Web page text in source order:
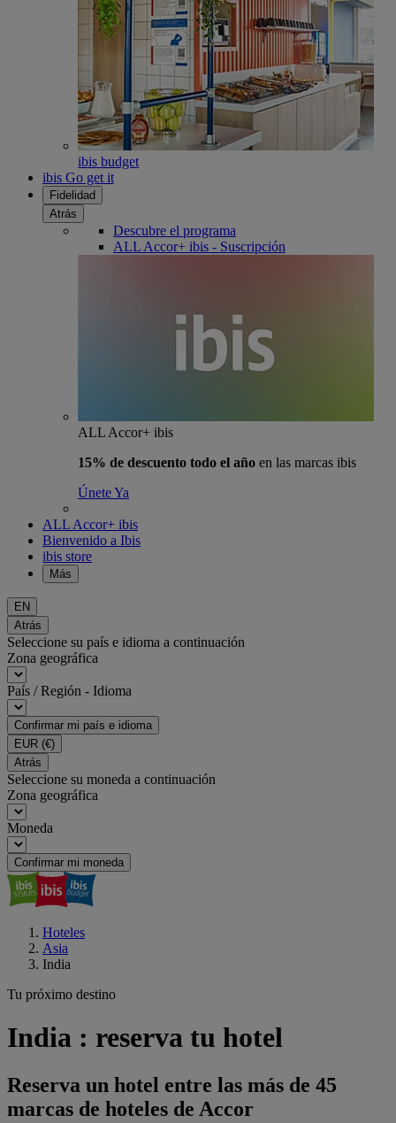
ibis budget
ibis Go get it
Fidelidad
Atrás
Descubre el programa
ALL Accor+ ibis - Suscripción
ALL Accor+ ibis
15% de descuento todo el año en las marcas ibis
Únete Ya
ALL Accor+ ibis
Bienvenido a Ibis
ibis store
Más
EN
Atrás
Seleccione su país e idioma a continuación
Zona geográfica
País / Región - Idioma
Confirmar mi país e idioma
EUR (€)
Atrás
Seleccione su moneda a continuación
Zona geográfica
Moneda
Confirmar mi moneda
Hoteles
Asia
India
Tu próximo destino
India : reserva tu hotel
Reserva un hotel entre las más de 45
marcas de hoteles de Accor